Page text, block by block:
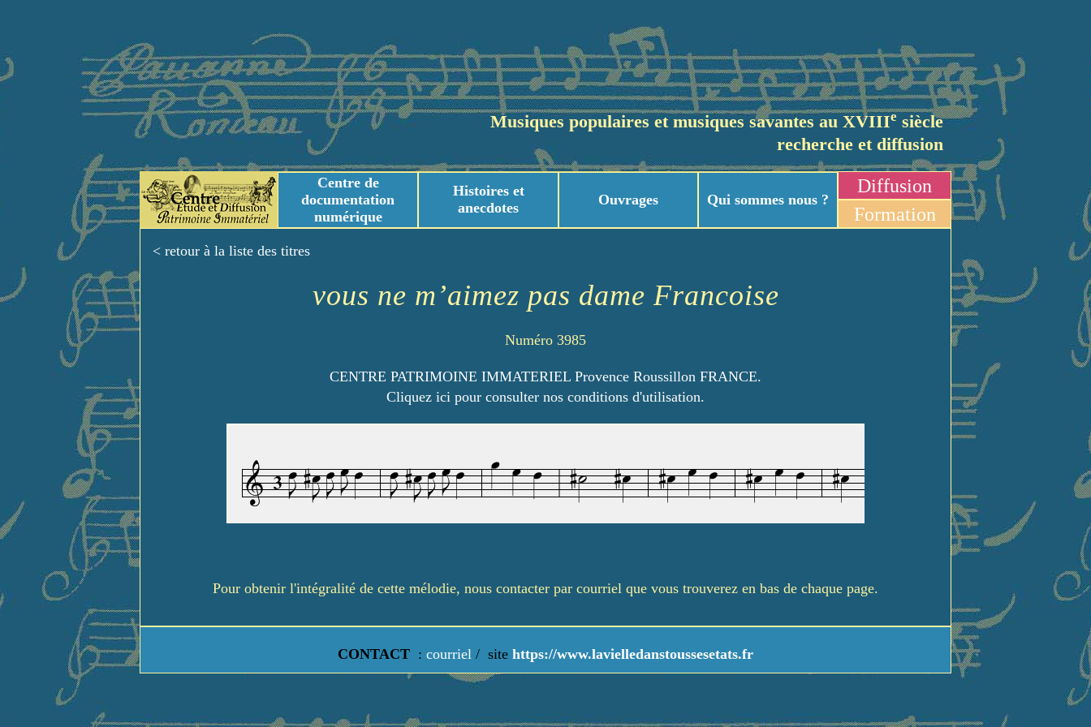
Musiques populaires et musiques savantes au XVIIIesiècle
recherche et diffusion
Centre de
documentation
numérique
Histoires et
anecdotes
Ouvrages Qui sommes nous ?
Diffusion
Formation
< retour à la liste des titres
vous ne m’aimez pas dame Francoise
Numéro 3985
CENTRE PATRIMOINE IMMATERIEL Provence Roussillon FRANCE.
Cliquez ici pour consulter nos conditions d'utilisation.
Pour obtenir l'intégralité de cette mélodie, nous contacter par courriel que vous trouverez en bas de chaque page.
CONTACT : courriel / site https://www.lavielledanstoussesetats.fr